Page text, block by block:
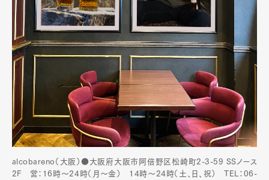
alcobareno（大阪）●大阪府大阪市阿倍野区松崎町2-3-59 SSノース
2F 営：16時～24時（月〜金） 14時〜24時（土、日、祝） TEL：06-